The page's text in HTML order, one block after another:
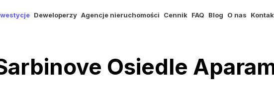
Deweloperzy Agencje nieruchomości Cennik FAQ Blog O nas
Osiedle